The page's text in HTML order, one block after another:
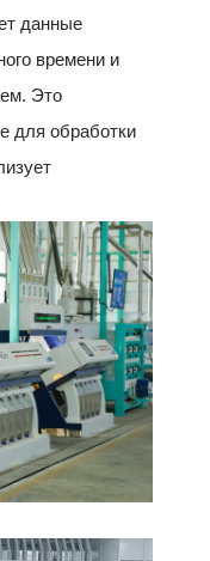
данные
времени и
Это
для обработки